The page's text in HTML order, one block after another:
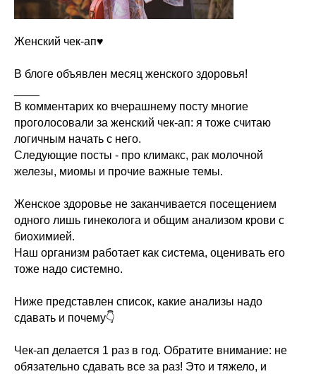
Женский чек-ап♥️
В блоге объявлен месяц женского здоровья!
В комментарих ко вчерашнему посту многие
проголосовали за женский чек-ап: я тоже считаю
логичным начать с него.
Следующие посты - про климакс, рак молочной
железы, миомы и прочие важные темы.
Женское здоровье не заканчивается посещением
одного лишь гинеколога и общим анализом крови с
биохимией.
Наш организм работает как система, оценивать его
тоже надо системно.
Ниже представлен список, какие анализы надо
сдавать и почему👇
Чек-ап делается 1 раз в год. Обратите внимание: не
обязательно сдавать все за раз! Это и тяжело, и